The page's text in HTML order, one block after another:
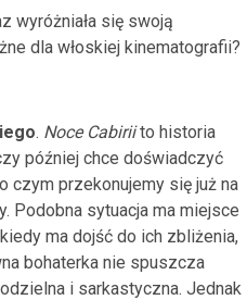
wyróżniała się swoją
dla włoskiej kinematografii?
. Noce Cabiriito historia
później chce doświadczyć
czym przekonujemy się już na
Podobna sytuacja ma miejsce
ma dojść do ich zbliżenia,
bohaterka nie spuszcza
i sarkastyczna. Jednak